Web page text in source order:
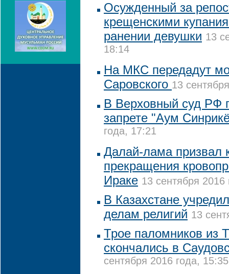
Осужденный за
крещенскими
ранении девушки 13
18:14
На МКС передадут
Саровского 13
В Верховный суд РФ
запрете "Аум
года, 17:21
Далай-лама призвал
прекращения
Ираке 13 сентября 2016
В Казахстане
делам религий 13
Трое паломников из
скончались в
сентября 2016 года, 15:35